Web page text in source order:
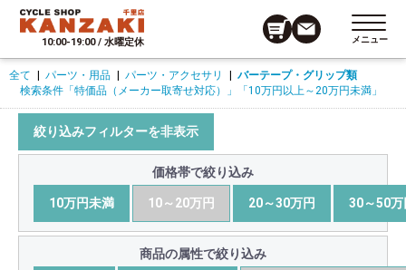
10:00-19:00 / 水曜定休 メニュー
全て パーツ・用品 パーツ・アクセサリ
バーテープ・グリップ類
検索条件 「特価品（メーカー取寄せ対応）」 「10万円以上～20万円未満」
絞り込みフィルターを非表示
価格帯で絞り込み
10万円未満 10～20万円 20～30万円 30～50万
商品の属性で絞り込み